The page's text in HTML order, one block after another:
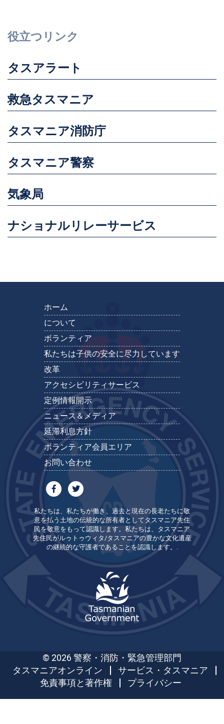
役立つリンク
タスアラート
救急タスマニア
タスマニア消防庁
タスマニア警察
気象局
ナショナルリレーサービス
ホーム
について
ボランティア
私たちは子供の安全に尽力しています
改革
アクセシビリティサービス
定例情報開示
ニュース＆メディア
延滞利息方針
ボランティア会員エリア
お問い合わせ
私たちは、私たちが働き、過去と現在の長老たちに敬
意を払う土地の伝統的な所有者としてタスマニア先住
民を敬意をもって認識します。私たちは、タスマニア
先住民がルゥトゥウィタ/タスマニアの豊かな文化遺産
の継続的な守護者であることを認識します。.
© 2026 警察・消防・緊急管理部門
タスマニアオンライン
サービス・タスマニア
免責事項と著作権
プライバシー